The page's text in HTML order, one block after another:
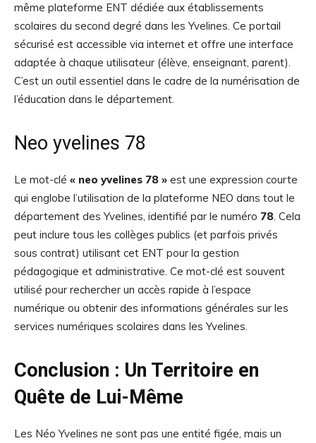
même plateforme ENT dédiée aux établissements
scolaires du second degré dans les Yvelines. Ce portail
sécurisé est accessible via internet et offre une interface
adaptée à chaque utilisateur (élève, enseignant, parent).
C’est un outil essentiel dans le cadre de la numérisation de
l’éducation dans le département.
Neo yvelines 78
Le mot-clé « neo yvelines 78 » est une expression courte
qui englobe l’utilisation de la plateforme NEO dans tout le
département des Yvelines, identifié par le numéro 78. Cela
peut inclure tous les collèges publics (et parfois privés
sous contrat) utilisant cet ENT pour la gestion
pédagogique et administrative. Ce mot-clé est souvent
utilisé pour rechercher un accès rapide à l’espace
numérique ou obtenir des informations générales sur les
services numériques scolaires dans les Yvelines.
Conclusion : Un Territoire en
Quête de Lui-Même
Les Néo Yvelines ne sont pas une entité figée, mais un